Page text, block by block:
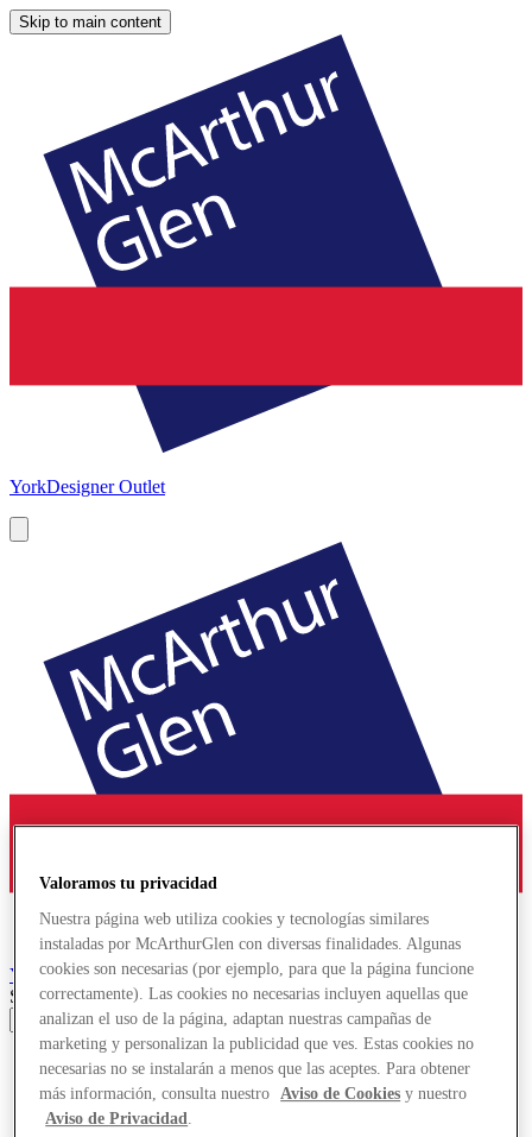
Skip to main content
YorkDesigner Outlet
YorkDesigner Outlet
Search input
Tiendas
Ofertas
Planifica tu visita
¿Qué pasa?
Valoramos tu privacidad
Nuestra página web utiliza cookies y tecnologías similares
instaladas por McArthurGlen con diversas finalidades. Algunas
cookies son necesarias (por ejemplo, para que la página funcione
correctamente). Las cookies no necesarias incluyen aquellas que
analizan el uso de la página, adaptan nuestras campañas de
marketing y personalizan la publicidad que ves. Estas cookies no
necesarias no se instalarán a menos que las aceptes. Para obtener
más información, consulta nuestro
Aviso de Cookies y nuestro
Aviso de Privacidad.